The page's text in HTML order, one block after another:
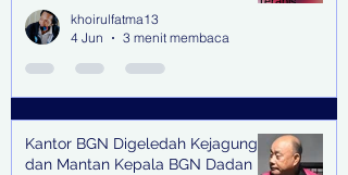
senilai Rp1,285 M di PN Surabaya
khoirulfatma13
4 Jun
3 menit membaca
Kantor BGN Digeledah Kejagung
dan Mantan Kepala BGN Dadan